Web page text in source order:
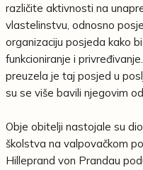
različite aktivnosti na
vlastelinstvu, odnosno
organizaciju posjeda kako
funkcioniranje i
preuzela je taj posjed u
su se više bavili njegovim
Obje obitelji nastojale su
školstva na valpovačkom
Hilleprand von Prandau